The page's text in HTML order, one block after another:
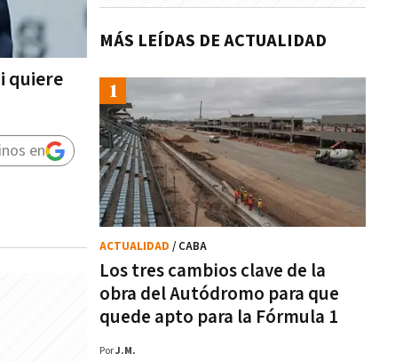
quiere
en
MÁS LEÍDAS DE ACTUALIDAD
Los tres cambios clave de la
obra del Autódromo para que
quede apto para la Fórmula 1
ACTUALIDAD / CABA
PorJ.M.